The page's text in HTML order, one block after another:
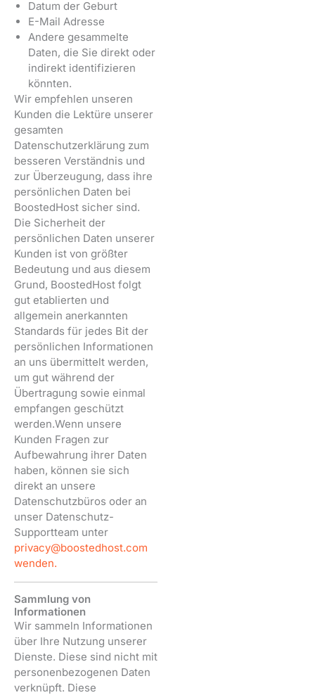
Datum der Geburt
E-Mail Adresse
Andere gesammelte
Daten, die Sie direkt oder
indirekt identifizieren
könnten.
Wir empfehlen unseren
Kunden die Lektüre unserer
gesamten
Datenschutzerklärung zum
besseren Verständnis und
zur Überzeugung, dass ihre
persönlichen Daten bei
BoostedHost sicher sind.
Die Sicherheit der
persönlichen Daten unserer
Kunden ist von größter
Bedeutung und aus diesem
Grund, BoostedHost folgt
gut etablierten und
allgemein anerkannten
Standards für jedes Bit der
persönlichen Informationen
an uns übermittelt werden,
um gut während der
Übertragung sowie einmal
empfangen geschützt
werden.Wenn unsere
Kunden Fragen zur
Aufbewahrung ihrer Daten
haben, können sie sich
direkt an unsere
Datenschutzbüros oder an
unser Datenschutz-
Supportteam unter
privacy@boostedhost.com
wenden.
Sammlung von
Informationen
Wir sammeln Informationen
über Ihre Nutzung unserer
Dienste. Diese sind nicht mit
personenbezogenen Daten
verknüpft. Diese